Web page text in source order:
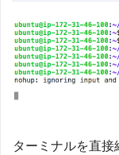
ターミナルを直接